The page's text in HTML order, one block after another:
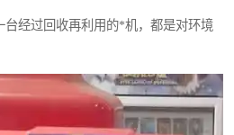
经过回收再利用的*机，都是对环境